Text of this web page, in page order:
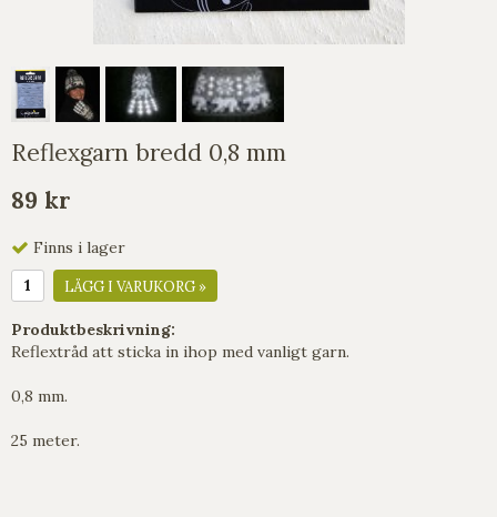
Reflexgarn bredd 0,8 mm
89 kr
Finns i lager
LÄGG I VARUKORG »
Produktbeskrivning:
Reflextråd att sticka in ihop med vanligt garn.
0,8 mm.
25 meter.